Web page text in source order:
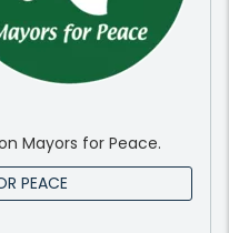
Mayors for Peace.
PEACE